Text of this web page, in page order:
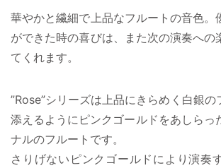
華やかと繊細で上品なフルートの音色。
ができた時の喜びは、また次の演奏への
てくれます。
”Rose”シリーズは上品にきらめく白銀の
添えるようにピンクゴールドをあしらっ
ナルのフルートです。
さりげないピンクゴールドにより演奏